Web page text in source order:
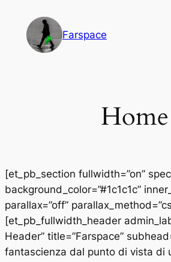
contenuto
Farspace
Home
[et_pb_section fullwidth=”on”
background_color=”#1c1c1c”
parallax=”off”
[et_pb_fullwidth_header
Header” title=”Farspace”
fantascienza dal punto di vista di